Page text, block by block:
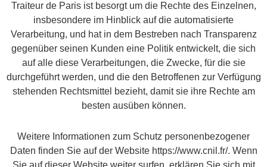
Traiteur de Paris ist besorgt um die Rechte des Einzelnen,
insbesondere im Hinblick auf die automatisierte
Verarbeitung, und hat in dem Bestreben nach Transparenz
gegenüber seinen Kunden eine Politik entwickelt, die sich
auf alle diese Verarbeitungen, die Zwecke, für die sie
durchgeführt werden, und die den Betroffenen zur Verfügung
stehenden Rechtsmittel bezieht, damit sie ihre Rechte am
besten ausüben können.
Weitere Informationen zum Schutz personenbezogener
Daten finden Sie auf der Website https://www.cnil.fr/. Wenn
Sie auf dieser Website weiter surfen, erklären Sie sich mit